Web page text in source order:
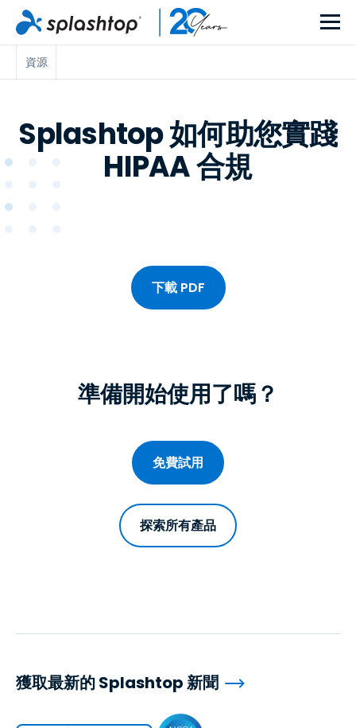
資源
Splashtop 如何助您實踐
HIPAA 合規
下載 PDF
準備開始使用了嗎？
免費試用
探索所有產品
獲取最新的 Splashtop 新聞